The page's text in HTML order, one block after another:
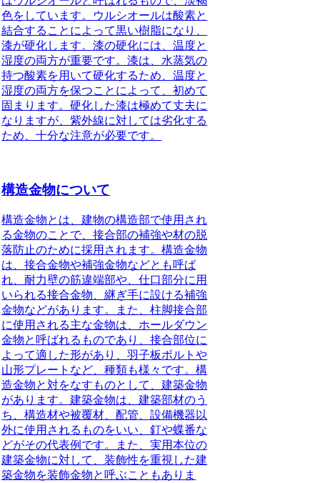
色をしています。ウルシオールは酸素と
結合することによって黒い樹脂になり、
漆が硬化します。漆の硬化には、温度と
湿度の両方が重要です。漆は、水蒸気の
持つ酸素を用いて硬化するため、温度と
湿度の両方を保つことによって、初めて
固まります。硬化した漆は極めて丈夫に
なりますが、紫外線に対しては劣化する
ため、十分な注意が必要です。
構造金物について
構造金物とは、建物の構造部で使用され
る金物のことで、接合部の補強や材の脱
落防止のために採用されます。構造金物
は、接合金物や補強金物などとも呼ば
れ、耐力壁の筋違端部や、仕口部分に用
いられる接合金物、継ぎ手に設ける補強
金物などがあります。また、柱脚接合部
に使用される主な金物は、ホールダウン
金物と呼ばれるものであり、接合部位に
よって適した形があり、羽子板ボルトや
山形プレートなど、種類も様々です。構
造金物と対をなすものとして、建築金物
があります。建築金物は、建築部材のう
ち、構造材や被覆材、配管、設備機器以
外に使用されるものをいい、釘や蝶番な
どがその代表例です。また、実用本位の
建築金物に対して、装飾性を重視した建
築金物を装飾金物と呼ぶこともありま